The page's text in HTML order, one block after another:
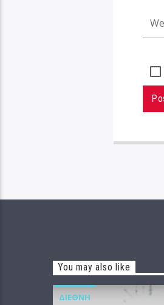
You may also like
ΔΙΕΘΝΉ